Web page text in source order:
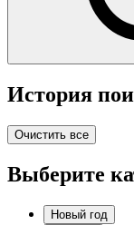
История
Очистить все
Выберите
Новый год